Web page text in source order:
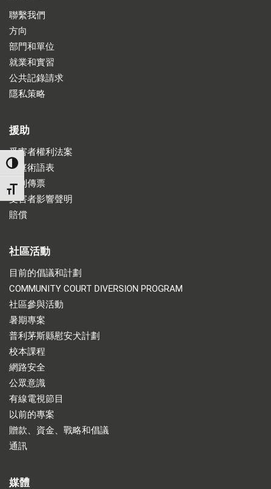
TOGGLE HIGH CONTRAST
TOGGLE FONT SIZE
聯繫我們
方向
部門和單位
就業和實習
公共記錄請求
隱私策略
援助
受害者權利法案
法庭術語表
收到傳票
受害者影響聲明
賠償
社區活動
目前的倡議和計劃
COMMUNITY COURT DIVERSION PROGRAM
社區參與活動
暑期專案
普利茅斯縣慰安犬計劃
校本課程
網路安全
公眾意識
有線電視節目
以前的專案
贈款、資金、戰略和倡議
通訊
媒體